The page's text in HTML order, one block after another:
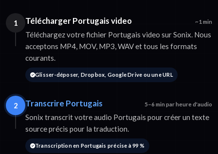
1 Télécharger Portugais video ~1 min
Téléchargez votre fichier Portugais video sur Sonix. Nous
acceptons MP4, MOV, MP3, WAV et tous les formats
courants.
Glisser-déposer, Dropbox, Google Drive ou une URL
2 Transcrire Portugais 5–6 min par heure d'audio
Sonix transcrit votre audio Portugais pour créer un texte
source précis pour la traduction.
Transcription en Portugais précise à 99 %